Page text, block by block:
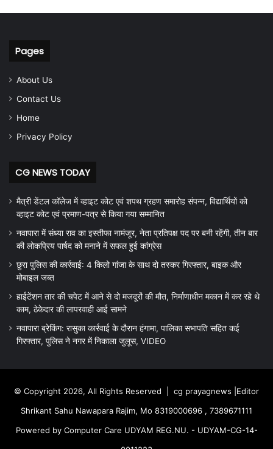
Pages
About Us
Contact Us
Home
Privacy Policy
CG NEWS TODAY
मैत्री डेंटल कॉलेज में व्हाइट कोट एवं शपथ ग्रहण समारोह संपन्न, विद्यार्थियों को
व्हाइट कोट एवं प्रमाण-पत्र से किया गया सम्मानित
नवापारा में संध्या राव का इस्तीफा नामंजूर, नेता प्रतिपक्ष पद पर बनी रहेंगी, तीन बार
की लोकप्रिय पार्षद को मनाने में सफल हुई कांग्रेस
छुरा पुलिस की कार्रवाई: 4 किलो गांजा के साथ दो तस्कर गिरफ्तार, बाइक और
मोबाइल जब्त
हाईटेंशन तार की चपेट में आने से दो मजदूरों की मौत, निर्माणाधीन मकान में कर रहे थे
काम, ठेकेदार की लापरवाही आई सामने
नवापारा ब्रेकिंग: रासुका कार्रवाई के दौरान हंगामा, पालिका सभापति सहित कई
गिरफ्तार, पुलिस ने नगर में निकाला जुलूस, VIDEO
© Copyright 2026, All Rights Reserved | cg prayagnews |Editor
Shrikant Sahu Nawapara Rajim, Mo 8319000696 , 7389671111
Powered by Computer Care UDYAM REG.NU. - UDYAM-CG-14-